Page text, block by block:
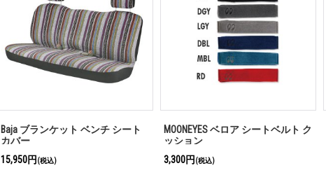
Baja ブランケット ベンチ シート
カバー
15,950円 (税込)
MOONEYES ベロア シートベルト ク
ッション
3,300円 (税込)